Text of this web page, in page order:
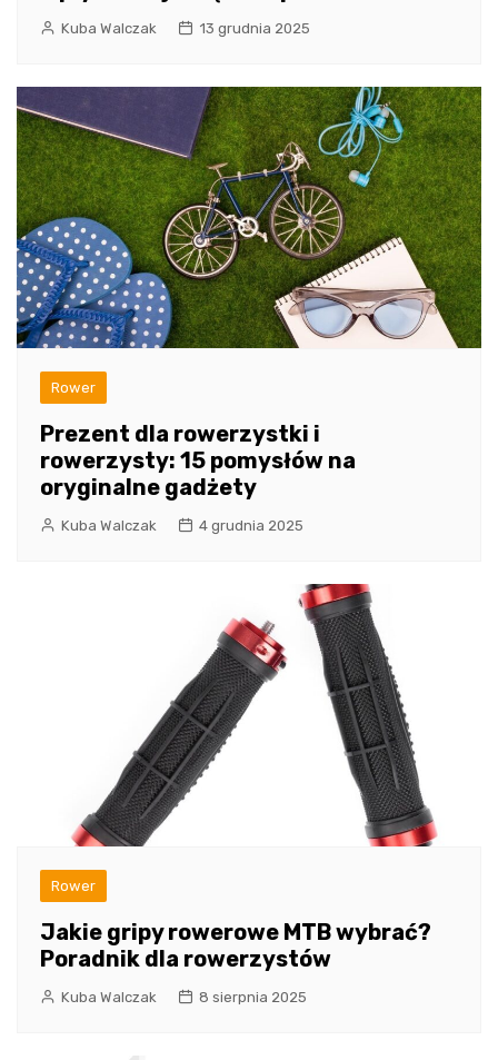
Kuba Walczak 13 grudnia 2025
Rower
Prezent dla rowerzystki i
rowerzysty: 15 pomysłów na
oryginalne gadżety
Kuba Walczak 4 grudnia 2025
Rower
Jakie gripy rowerowe MTB wybrać?
Poradnik dla rowerzystów
Kuba Walczak 8 sierpnia 2025